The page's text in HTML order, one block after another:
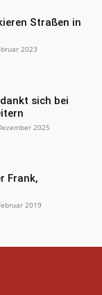
Straßen in
2023
sich bei
2025
Frank,
2019